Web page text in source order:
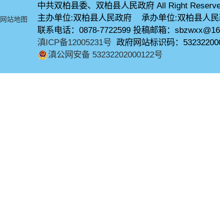
网站地图
中共双柏县委、双柏县人民政府 All Right
主办单位:双柏县人民政府 承办单位:双柏县人
联系电话：0878-7722599 投稿邮箱：
滇ICP备12005231号 政府网站标识码：
滇公网安备 53232202000122号